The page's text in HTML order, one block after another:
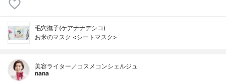
毛穴撫子(ケアナナデシコ)
お米のマスク <シートマスク>
美容ライター／コスメコンシェルジュ
nana